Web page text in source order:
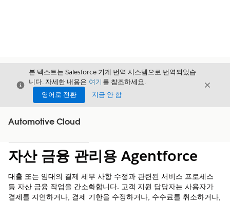
닫기
본 텍스트는 Salesforce 기계 번역 시스템으로 번역되었습
니다. 자세한 내용은 여기 를 참조하세요.
영어로 전환
지금 안 함
닫기
Automotive Cloud
자산 금융 관리용 Agentforce
대출 또는 임대의 결제 세부 사항 수정과 관련된 서비스 프로세스
등 자산 금융 작업을 간소화합니다. 고객 지원 담당자는 사용자가
결제를 지연하거나, 결제 기한을 수정하거나, 수수료를 취소하거나,